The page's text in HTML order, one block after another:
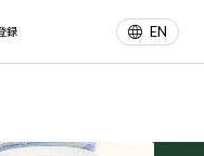
録 EN